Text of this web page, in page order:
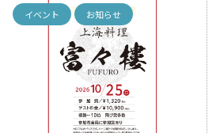
イベント お知らせ